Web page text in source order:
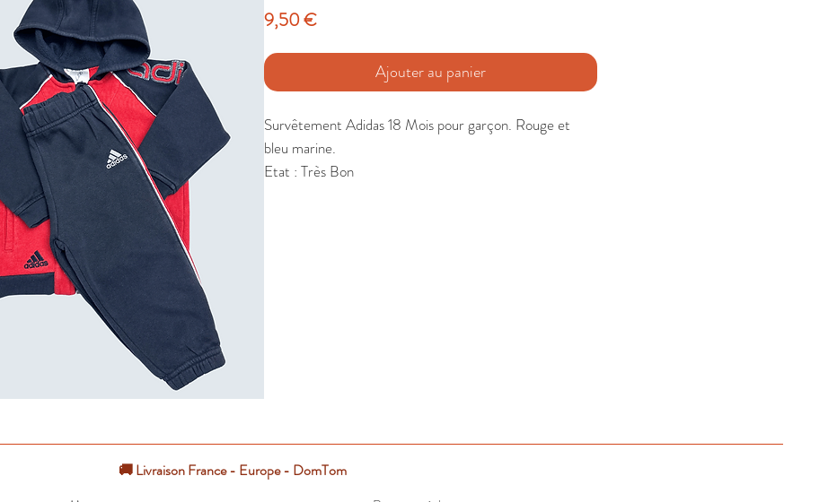
9,50 €Prix
Ajouter au panier
Survêtement Adidas 18 Mois pour garçon. Rouge et
bleu marine.
Etat : Très Bon
🚚 Livraison France - Europe - DomTom